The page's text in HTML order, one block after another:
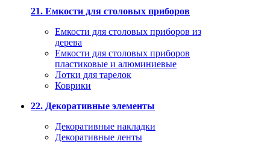
21. Емкости для столовых приборов
Емкости для столовых приборов из
дерева
Емкости для столовых приборов
пластиковые и алюминиевые
Лотки для тарелок
Коврики
22. Декоративные элементы
Декоративные накладки
Декоративные ленты